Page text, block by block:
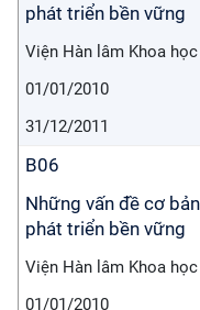
phát triển bền vững
Viện Hàn lâm Khoa
01/01/2010
31/12/2011
B06
Những vấn đề cơ
phát triển bền vững
Viện Hàn lâm Khoa
01/01/2010